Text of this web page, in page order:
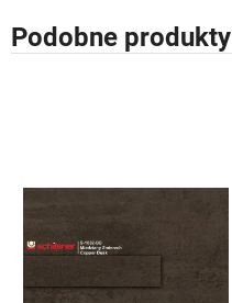
Podobne produkty